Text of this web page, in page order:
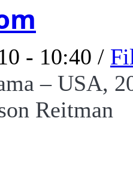
- 10:40 /
– USA,
Reitman